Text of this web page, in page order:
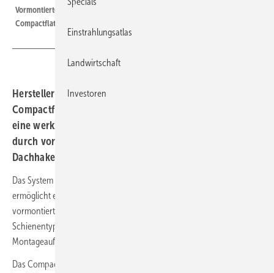
Vormontierte Klick-Komponenten reduzieren den Montageaufwand beim
Compactflat SN Fast.
Hersteller Aerocompact hat das neue Flachdachsystem
Compactflat SN Fast vorgestellt. Das System ermöglicht
eine werkzeuglose Montage und reduziert den Aufwand
durch vormontierte Klick-Komponenten. Auch ein neuer
Dachhaken für Schrägdächer wurde präsentiert.
Das System basiert auf dem bewährten Compactflat SN 2. Es
ermöglicht eine besonders schnelle, werkzeuglose Montage durch
vormontierte Klick-Komponenten und den Einsatz von nur drei
Schienentypen. Das Plug & Play-System reduziert den
Montageaufwand erheblich und sorgt für hohe Prozesssicherheit.
Das Compactflat SN Fast wird auf Europaletten geliefert, was die
Einstrahlungsatlas
Landwirtschaft
Investoren